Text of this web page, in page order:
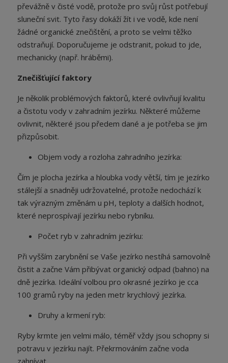
převážně v čisté vodě, protože pro svůj růst potřebují
sluneční svit. Tyto řasy dokáží žít i ve vodě, kde není
žádné organické znečištění, a proto se velmi těžko
odstraňují. Doporučujeme je odstranit, pokud to jde,
mechanicky (např. hráběmi).
Znečišťující faktory
Je několik problémových faktorů, které ovlivňují kvalitu
a čistotu vody v zahradním jezírku. Některé můžeme
ovlivnit, některé jsou předem dané a je potřeba se jim
přizpůsobit.
Objem vody a rozloha zahradního jezírka:
Čím je plocha jezírka a hloubka vody větší, tím je jezírko
stálejší a snadněji udržovatelné, protože nedochází k
tak výrazným změnám u pH, teploty a dalších hodnot,
které neprospívají jezírku nebo rybníku.
Počet ryb v zahradním jezírku:
Při vyšším zarybnění se Vaše jezírko nestíhá samovolně
čistit a začne Vám přibývat organický odpad (bahno) na
dně jezírka. Ideální volbou pro okrasné jezírko je cca
100 gramů ryby na jeden metr krychlový jezírka.
Druhy a krmení ryb:
Ryby krmte jen velmi málo, téměř vždy jsou schopny si
potravu v jezírku najít. Překrmováním začne voda
zahnívat.